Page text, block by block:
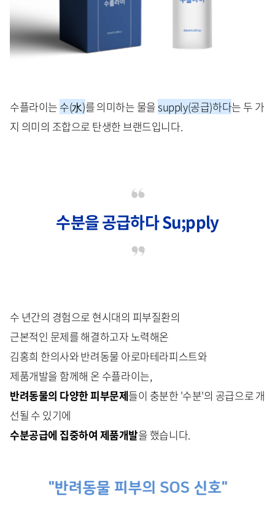
수플라이는 수(水)를 의미하는 물을supply(공급)하다는 두 가
지 의미의 조합으로 탄생한 브랜드입니다.
수분을 공급하다 Su;pply
수 년간의 경험으로 현시대의 피부질환의
근본적인 문제를 해결하고자 노력해온
김홍희 한의사와 반려동물 아로마테라피스트와
제품개발을 함께해 온 수플라이는,
반려동물의 다양한 피부문제들이 충분한 '수분'의 공급으로 개
선될 수 있기에
수분공급에 집중하여 제품개발을 했습니다.